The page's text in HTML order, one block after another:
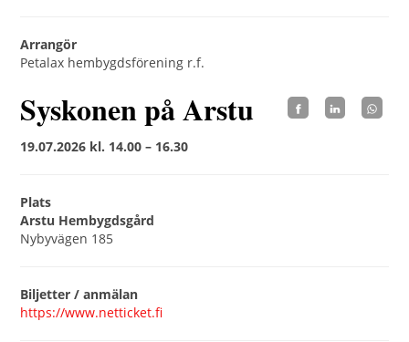
Arrangör
Petalax hembygdsförening r.f.
Syskonen på Arstu
19.07.2026 kl. 14.00 – 16.30
Plats
Arstu Hembygdsgård
Nybyvägen 185
Biljetter / anmälan
https://www.netticket.fi